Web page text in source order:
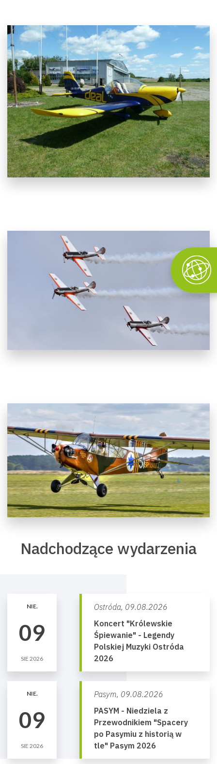
Nadchodzące wydarzenia
NIE.
09
SIE 2026
Ostróda, 09.08.2026
Koncert "Królewskie
Śpiewanie" - Legendy
Polskiej Muzyki Ostróda
2026
NIE.
09
SIE 2026
Pasym, 09.08.2026
PASYM - Niedziela z
Przewodnikiem "Spacery
po Pasymiu z historią w
tle" Pasym 2026